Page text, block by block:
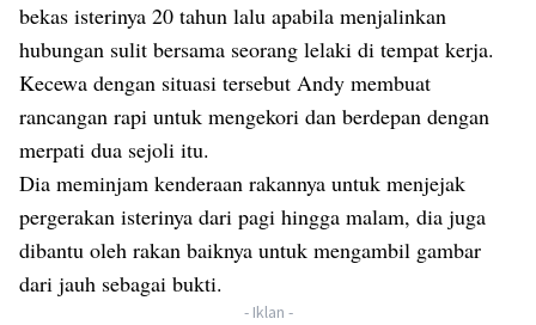
bekas isterinya 20 tahun lalu apabila menjalinkan
hubungan sulit bersama seorang lelaki di tempat kerja.
Kecewa dengan situasi tersebut Andy membuat
rancangan rapi untuk mengekori dan berdepan dengan
merpati dua sejoli itu.
Dia meminjam kenderaan rakannya untuk menjejak
pergerakan isterinya dari pagi hingga malam, dia juga
dibantu oleh rakan baiknya untuk mengambil gambar
dari jauh sebagai bukti.
- Iklan -